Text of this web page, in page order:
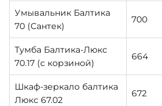
Умывальник Балтика
70 (Сантек)
700
Тумба Балтика-Люкс
70.17 (с корзиной)
664
Шкаф-зеркало балтика
Люкс 67.02
672